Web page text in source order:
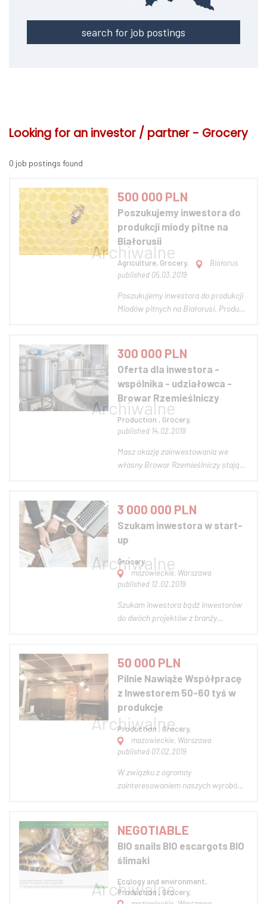
search for job postings
Looking for an investor / partner - Grocery
0 job postings found
500 000 PLN
Poszukujemy inwestora do
produkcji miody pitne na
Białorusii
Agriculture, Grocery,
Białoruś
published 05.03.2019
Poszukujemy inwestora do produkcji
Miodów pitnych na Białorusi. Produkt
pierwszą firmą, która produkcją i
sprzedażą miody pitne na Białorusi,
w Rosji i Kazachstanie. o nas:
prezentujem...
300 000 PLN
Oferta dla inwestora -
wspólnika - udziałowca -
Browar Rzemieślniczy
Production , Grocery,
published 14.02.2019
Masz okazję zainwestowania we
własny Browar Rzemieślniczy stając
jeszcze ostatnie 10 - 15 % udziałów w
spółce kapitałowej. Udziały z
prawem głosu i z prawem udziału w
3 000 000 PLN
Szukam inwestora w start-
up
Grocery,
mazowieckie, Warszawa
published 12.02.2019
Szukam inwestora bądź inwestorów
do dwóch projektów z branży
projekt trafia w segment rynku który
wykazuje i będzie wykazywał
progresywny wzrost. Drugi projekt
trafia w nisze innego segme...
50 000 PLN
Pilnie Nawiąże Współpracę
z Inwestorem 50-60 tyś w
produkcje
Production , Grocery,
mazowieckie, Warszawa
published 07.02.2019
W związku z ogromny
zainteresowaniem naszych wyrobów
wykończenia lokalu produkcyjnego,
restauracyjnego i sklepowego. Lokal
który wynajmuje jest przeznaczony na
produkcje hurtową pierogów. W
lokal...
NEGOTIABLE
BIO snails BIO escargots BIO
ślimaki
Ecology and environment,
Production , Grocery,